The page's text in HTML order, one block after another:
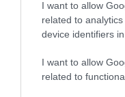
I want to allow
related to
device identifiers in
I want to allow
related to